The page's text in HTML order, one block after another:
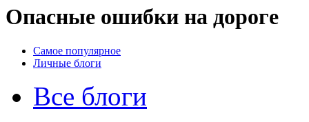
Опасные ошибки на дороге
Самое популярное
Личные блоги
Все блоги